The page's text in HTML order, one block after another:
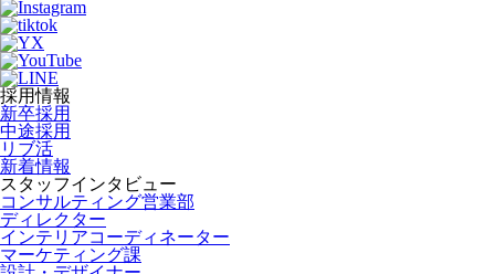
採用情報
新卒採用
中途採用
リブ活
新着情報
スタッフインタビュー
コンサルティング営業部
ディレクター
インテリアコーディネーター
マーケティング課